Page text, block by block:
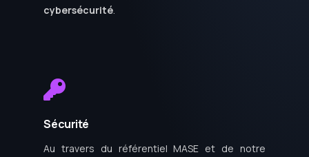
cybersécurité.
Sécurité
Au travers du référentiel MASE et de notre